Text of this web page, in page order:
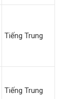
Tiếng Trung
Tiếng Trung